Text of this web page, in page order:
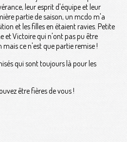
leur esprit d'équipe et leur
partie de saison, un mcdo m'a
et les filles en étaient ravies. Petite
et Victoire qui n'ont pas pu être
ce n'est que partie remise !
qui sont toujours là pour les
être fières de vous !